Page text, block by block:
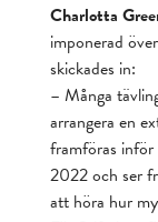
Charlotta
imponerad
skickades in:
– Många
arrangera en
framföras inför
2022 och ser
att höra hur